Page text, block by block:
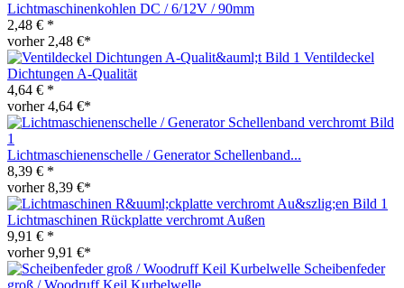
Lichtmaschinenkohlen DC / 6/12V / 90mm
2,48 € *
vorher 2,48 €*
Ventildeckel
Dichtungen A-Qualität
4,64 € *
vorher 4,64 €*
Lichtmaschienenschelle / Generator Schellenband...
8,39 € *
vorher 8,39 €*
Lichtmaschinen Rückplatte verchromt Außen
9,91 € *
vorher 9,91 €*
Scheibenfeder